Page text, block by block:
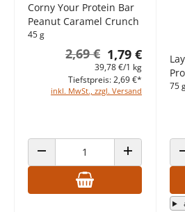
Corny Your Protein Bar
Peanut Caramel Crunch
45 g
1,79 €
2,69 €
39,78 €/1 kg
inkl. MwSt., zzgl. Versand
Tiefstpreis: 2,69 €*
ANZAHL VERRINGERN ANZAHL
75